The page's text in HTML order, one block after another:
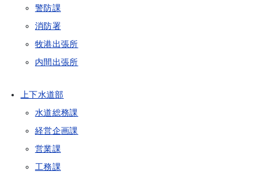
警防課
消防署
牧港出張所
内間出張所
上下水道部
水道総務課
経営企画課
営業課
工務課